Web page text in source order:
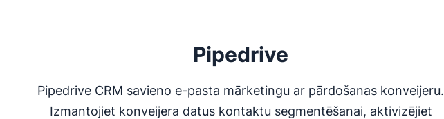
Pipedrive
Pipedrive CRM savieno e-pasta mārketingu ar pārdošanas konveijeru.
Izmantojiet konveijera datus kontaktu segmentēšanai, aktivizējiet